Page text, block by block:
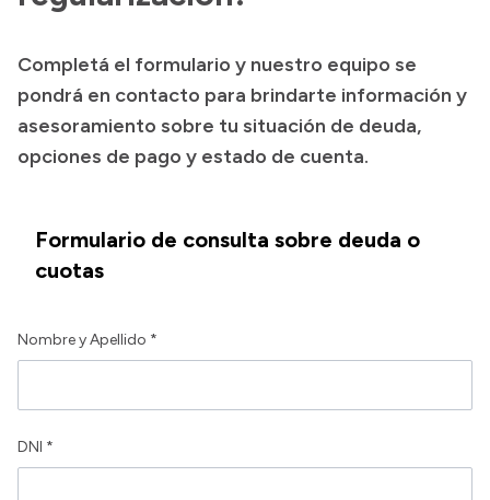
Transparencia
Presupuesto
Boletín Oficial
Consulta de expedientes
Consulta de pago a proveedores
Intranet
Completá el formulario y nuestro equipo se
pondrá en contacto para brindarte información y
asesoramiento sobre tu situación de deuda,
opciones de pago y estado de cuenta.
Formulario de consulta sobre deuda o
cuotas
Nombre y Apellido *
DNI *